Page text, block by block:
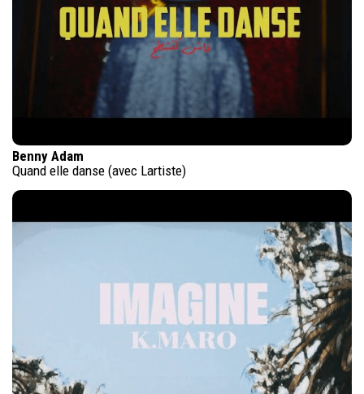
Benny Adam
Quand elle danse (avec Lartiste)